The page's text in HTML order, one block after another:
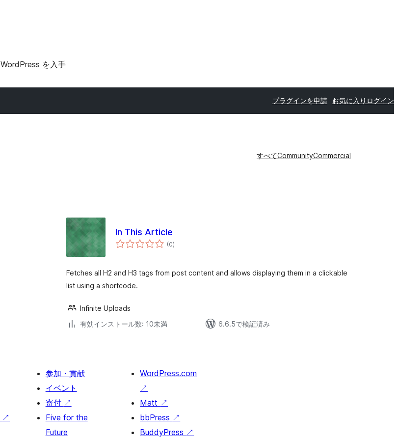
WordPress を入手
プラグインを申請 お気に入り ログイン
すべてCommunityCommercial
In This Article
(0個
の)
Fetches all H2 and H3 tags from post content and allows displaying them in a clickable
list using a shortcode.
Infinite Uploads
有効インストール数: 10未満
6.6.5で検証済み
↗
参加・貢献
イベント
寄付 ↗
Five for the
Future
WordPress.com
↗
Matt ↗
bbPress ↗
BuddyPress ↗